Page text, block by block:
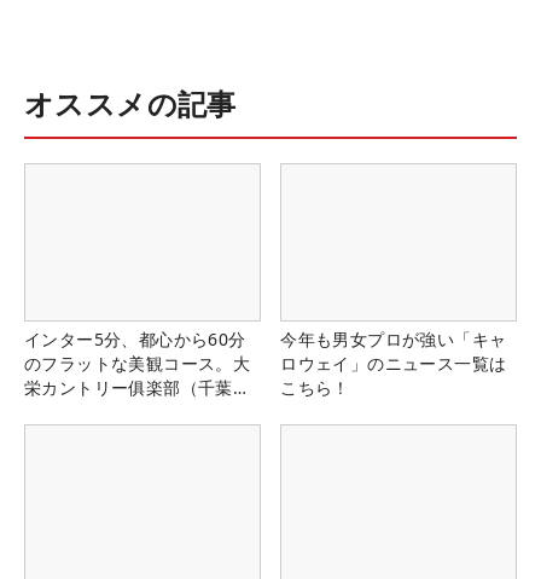
オススメの記事
インター5分、都心から60分
のフラットな美観コース。大
栄カントリー俱楽部（千葉
今年も男女プロが強い「キャ
ロウェイ」のニュース一覧は
こちら！